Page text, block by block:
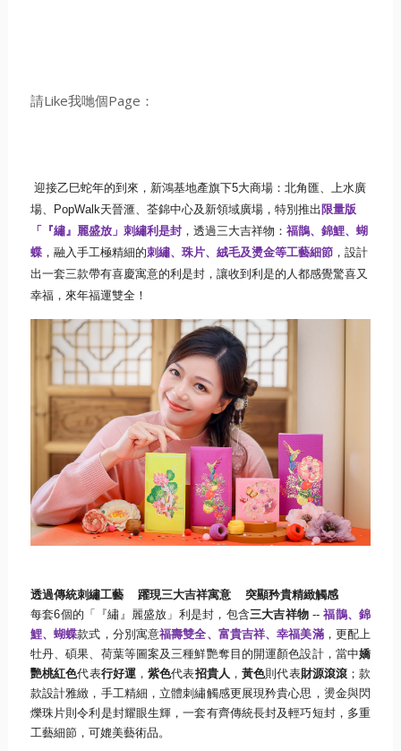
請Like我哋個Page：
迎接乙巳蛇年的到來， 新鴻基地產旗下5大商場：北角匯、上水廣
場、
PopWalk天晉滙、荃錦中心及新領域廣場，特別推出 限量版
「『繡』麗盛放」 刺繡利是封，透過三大吉祥物： 福鵲、錦鯉、蝴
蝶， 融入手工極精細的刺繡、珠片、絨毛及燙金等工藝細節， 設計
出一套三款帶有喜慶寓意的利是封，讓收到利是的人都感覺驚喜又
幸福，來年福運雙全！
透過傳統刺繡工藝 躍現三大吉祥寓意
突顯矜貴精緻觸感
每套6個的「『繡』麗盛放」利是封，包含三大吉祥物--福鵲、錦
鯉、蝴蝶款式，分別寓意福壽雙全、富貴吉祥、幸福美滿， 更配上
牡丹、碩果、荷葉等圖案及三種鮮艷奪目的開運顏色設計， 當中嬌
艷桃紅色代表行好運，紫色代表招貴人 ，黃色則代表財源滾滾 ；款
款設計雅緻，手工精細，立體刺繡觸感更展現矜貴心思， 燙金與閃
爍珠片則令利是封耀眼生輝，一套有齊傳統長封及輕巧短封，多重
工藝細節，可媲美藝術品。